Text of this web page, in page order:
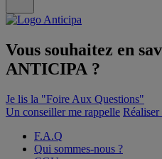
Vous souhaitez en
ANTICIPA ?
Je lis la "Foire Aux Questions"
Un conseiller me rappelle
F.A.Q
Qui sommes-nous ?